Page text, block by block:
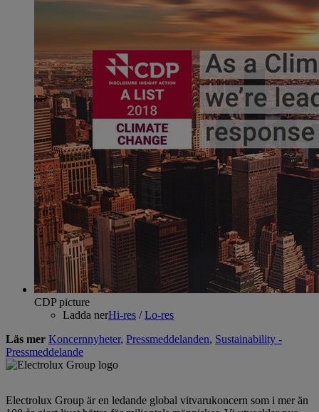
CDP picture
Ladda nerHi-res /Lo-res
Läs mer Koncernnyheter, Pressmeddelanden, Sustainability -
Pressmeddelande
Electrolux Group är en ledande global vitvarukoncern som i mer än